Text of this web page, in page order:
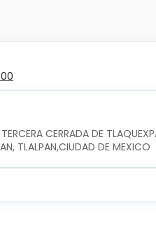
CERRADA DE
TLALPAN,CIUDAD DE MEXICO